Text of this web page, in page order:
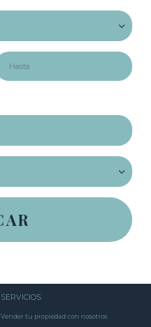
SERVICIOS
Vender tu propiedad con nosotros